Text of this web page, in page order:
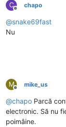
C
Deconectat
chapo
@snake69fast
Nu
M
Deconectat
mike_us
@chapo Parcă
electronic. Să nu
poimâine.